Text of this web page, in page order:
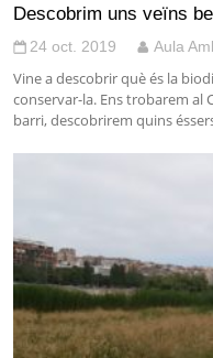
Descobrim uns veïns
24 oct. 2019 Aula
Vine a descobrir què és la
conservar-la. Ens trobarem al
barri, descobrirem quins